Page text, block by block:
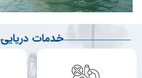
خدمات دریایی